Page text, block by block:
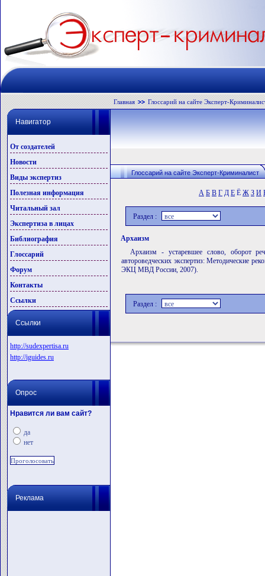
Главная Глоссарий на сайте Эксперт-
Навигатор
От создателей
Новости
Виды экспертиз
Полезная информация
Читальный зал
Экспертиза в лицах
Библиография
Глоссарий
Форум
Контакты
Ссылки
Ссылки
http://sudexpertisa.ru
http://iguides.ru
Опрос
Нравится ли вам сайт?
да
нет
Реклама
Глоссарий на сайте Эксперт-Криминалист
А Б В Г Д Е Ё Ж З И
Раздел :
Архаизм
Архаизм - устаревшее слово, оборот
автороведческих экспертиз: Методические
ЭКЦ МВД России, 2007).
Раздел :